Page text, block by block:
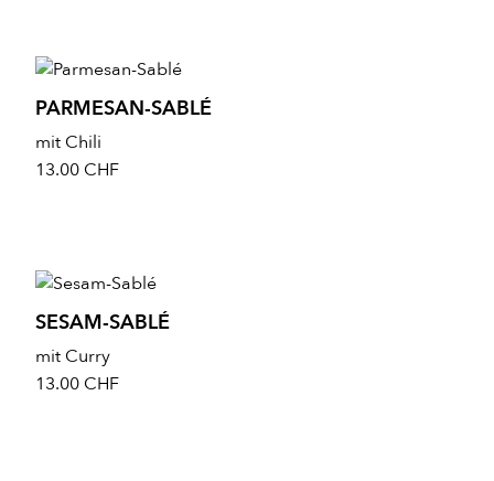
HERGESTELLT MIT LIEBE IN DER SCHWEIZ
PARMESAN-SABLÉ
mit Chili
13.00 CHF
SESAM-SABLÉ
mit Curry
13.00 CHF